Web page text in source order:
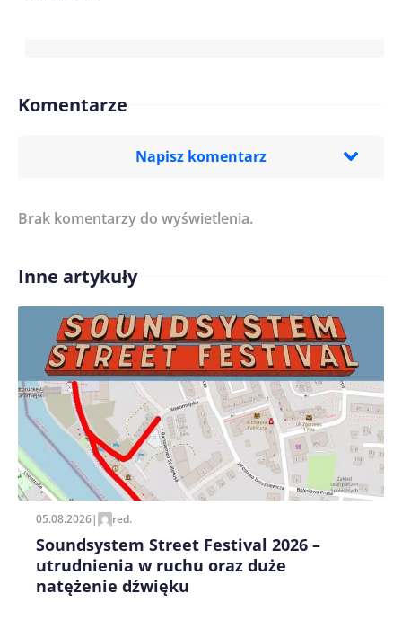
Komentarze
Napisz komentarz
Treść komentarza*
Imię/ Nick*
Zapamiętaj moje dane w tej przeglądarce podczas
pisania kolejnych komentarzy.
Brak komentarzy do wyświetlenia.
Inne artykuły
05.08.2026| red.
Soundsystem Street Festival 2026 –
utrudnienia w ruchu oraz duże
natężenie dźwięku